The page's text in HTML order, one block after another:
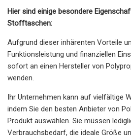
Hier sind einige besondere
Stofftaschen:
Aufgrund dieser inhärenten Vorteile
Funktionsleistung und finanziellen
sofort an einen Hersteller von
wenden.
Ihr Unternehmen kann auf vielfältige
indem Sie den besten Anbieter von
Produkt auswählen. Sie müssen
Verbrauchsbedarf, die ideale Größe